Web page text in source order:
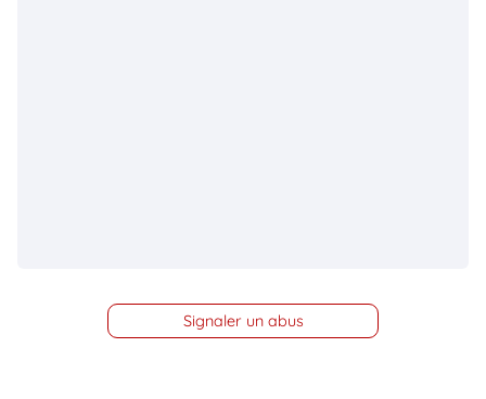
Signaler un abus